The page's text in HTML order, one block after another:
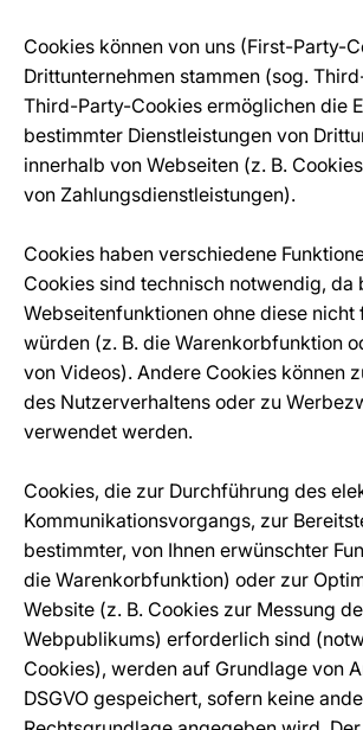
Cookies können von uns (First-Party-
Drittunternehmen stammen (sog.
Third-Party-Cookies ermöglichen die
bestimmter Dienstleistungen von
innerhalb von Webseiten (z. B.
von Zahlungsdienstleistungen).
Cookies haben verschiedene
Cookies sind technisch notwendig, da
Webseitenfunktionen ohne diese nicht
würden (z. B. die Warenkorbfunktion
von Videos). Andere Cookies können
des Nutzerverhaltens oder zu
verwendet werden.
Cookies, die zur Durchführung des
Kommunikationsvorgangs, zur
bestimmter, von Ihnen erwünschter
die Warenkorbfunktion) oder zur
Website (z. B. Cookies zur Messung
Webpublikums) erforderlich sind
Cookies), werden auf Grundlage von
DSGVO gespeichert, sofern keine